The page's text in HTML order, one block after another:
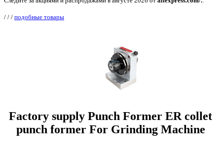
/ / / подобные товары
Factory supply Punch Former ER collet
punch former For Grinding Machine